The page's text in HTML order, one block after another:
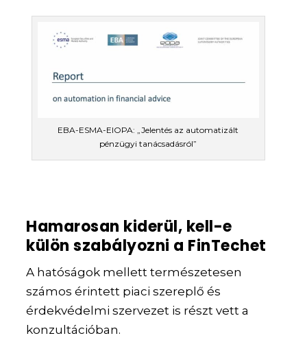
EBA-ESMA-EIOPA: „Jelentés az automatizált
pénzügyi tanácsadásról”
Hamarosan kiderül, kell-e
külön szabályozni a FinTechet
A hatóságok mellett természetesen
számos érintett piaci szereplő és
érdekvédelmi szervezet is részt vett a
konzultációban.